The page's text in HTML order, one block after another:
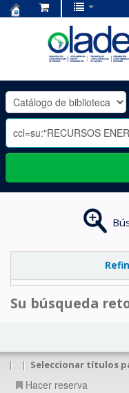
OLADE
-
Su búsqueda
| | Seleccionar títulos
Hacer reserva